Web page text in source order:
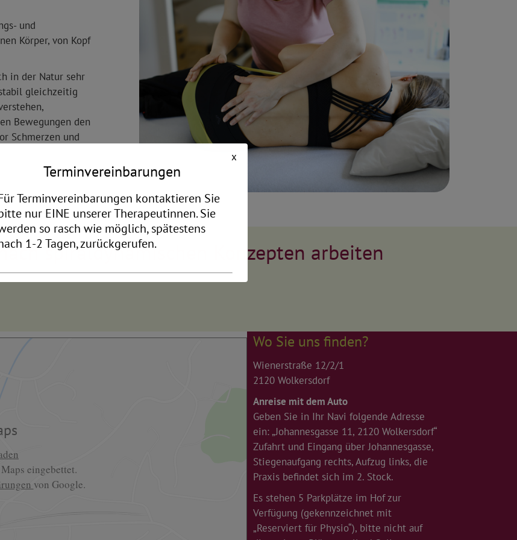
und
Körper, von Kopf
in der Natur sehr
gleichzeitig
Bewegungen den
Schmerzen und
spiraldynamischen Konzepten arbeiten
eingebettet.
von Google.
Wo Sie uns finden?
Wienerstraße 12/2/1
2120 Wolkersdorf
Anreise mit dem Auto
Geben Sie in Ihr Navi folgende Adresse
ein: „Johannesgasse 11, 2120 Wolkersdorf“
Zufahrt und Eingang über Johannesgasse,
Stiegenaufgang rechts, Aufzug links, die
Praxis befindet sich im 2. Stock.
Es stehen 5 Parkplätze im Hof zur
Verfügung (gekennzeichnet mit
„Reserviert für Physio“), bitte nicht auf
Terminvereinbarungen
Terminvereinbarungen kontaktieren Sie
nur EINE unserer Therapeutinnen. Sie
so rasch wie möglich, spätestens
1-2 Tagen, zurückgerufen.
x